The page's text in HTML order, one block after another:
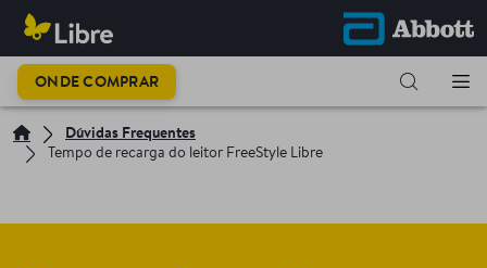
ONDE COMPRAR
Dúvidas Frequentes
Tempo de recarga do leitor FreeStyle Libre